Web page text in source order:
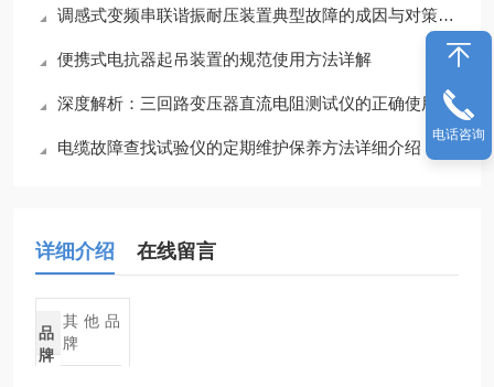
调感式变频串联谐振耐压装置典型故障的成因与对策分享
便携式电抗器起吊装置的规范使用方法详解
深度解析：三回路变压器直流电阻测试仪的正确使用方法全攻略
电缆故障查找试验仪的定期维护保养方法详细介绍
详细介绍 在线留言
品
牌
其他品
牌
电话咨询